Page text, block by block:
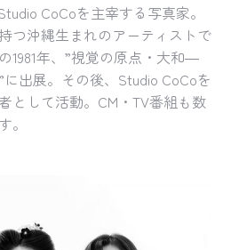
CoCoを主宰する写真家。
つ沖縄生まれのアーティストで
1981年、”視覚の原点・大和―
出展。その後、Studio CoCoを
として活動。CM・TV番組も数
。